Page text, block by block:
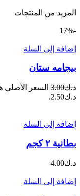
المزيد من المنتجات
-17%
إضافة إلى السلة
بيجامه ستان
د.ك3.00 السعر الأصلي
د.ك2.50.
إضافة إلى السلة
بطانية ٢ كجم
د.ك4.00
إضافة إلى السلة